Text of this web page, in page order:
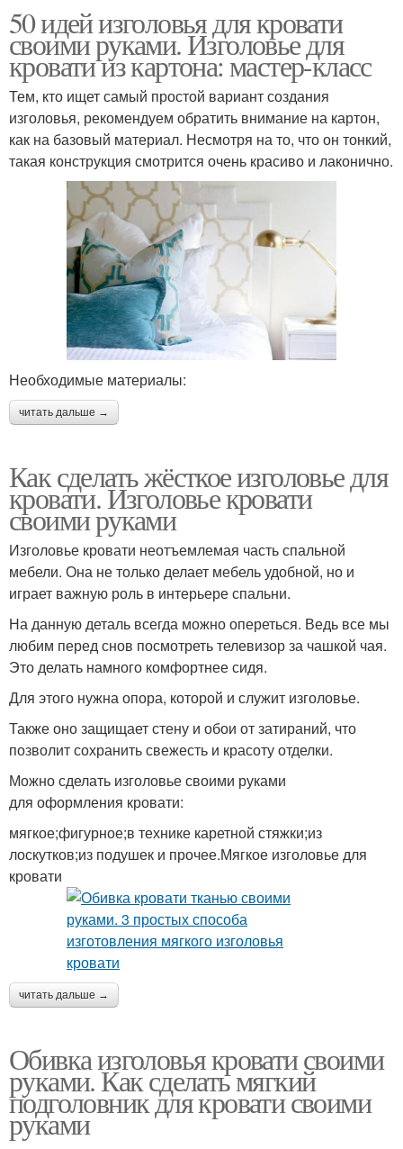
50 идей изголовья для кровати
своими руками. Изголовье для
кровати из картона: мастер-класс
Тем, кто ищет самый простой вариант создания
изголовья, рекомендуем обратить внимание на картон,
как на базовый материал. Несмотря на то, что он тонкий,
такая конструкция смотрится очень красиво и лаконично.
Необходимые материалы:
читать дальше →
Как сделать жёсткое изголовье для
кровати. Изголовье кровати
своими руками
Изголовье кровати неотъемлемая часть спальной
мебели. Она не только делает мебель удобной, но и
играет важную роль в интерьере спальни.
На данную деталь всегда можно опереться. Ведь все мы
любим перед снов посмотреть телевизор за чашкой чая.
Это делать намного комфортнее сидя.
Для этого нужна опора, которой и служит изголовье.
Также оно защищает стену и обои от затираний, что
позволит сохранить свежесть и красоту отделки.
Можно сделать изголовье своими руками
для оформления кровати:
мягкое;фигурное;в технике каретной стяжки;из
лоскутков;из подушек и прочее.Мягкое изголовье для
кровати
читать дальше →
Обивка изголовья кровати своими
руками. Как сделать мягкий
подголовник для кровати своими
руками